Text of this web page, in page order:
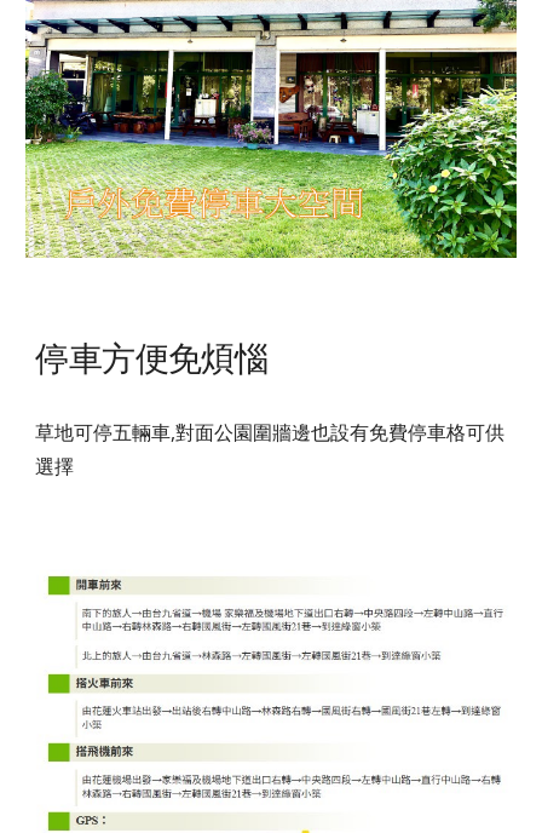
停車方便免煩惱
草地可停五輛車,對面公園圍牆邊也設有免費停車格可供
選擇